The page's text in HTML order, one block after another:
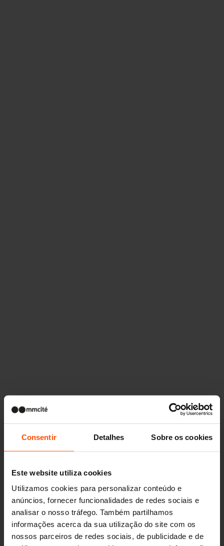
Consentir Detalhes Sobre os cookies
Este website utiliza cookies
Utilizamos cookies para personalizar conteúdo e
anúncios, fornecer funcionalidades de redes sociais e
analisar o nosso tráfego. Também partilhamos
informações acerca da sua utilização do site com os
nossos parceiros de redes sociais, de publicidade e de